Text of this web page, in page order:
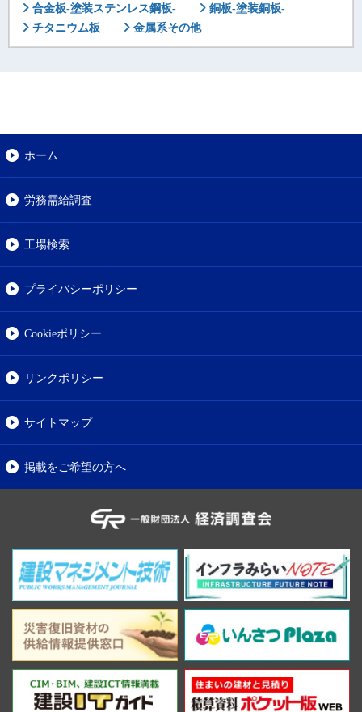
合金板-塗装ステンレス鋼板-
銅板-塗装銅板-
チタニウム板
金属系その他
ホーム
労務需給調査
工場検索
プライバシーポリシー
Cookieポリシー
リンクポリシー
サイトマップ
掲載をご希望の方へ